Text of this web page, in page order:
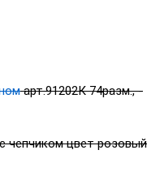
арт.91202К 74разм., -
с чепчиком цвет розовый